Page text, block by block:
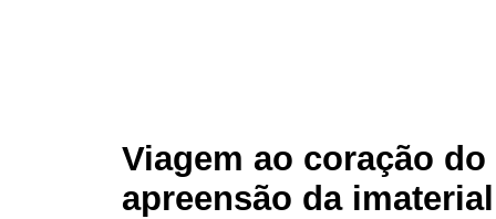
Viagem ao coração
apreensão da